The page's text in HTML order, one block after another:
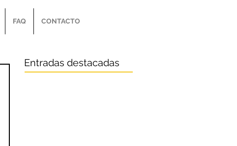
FAQ CONTACTO
Entradas destacadas